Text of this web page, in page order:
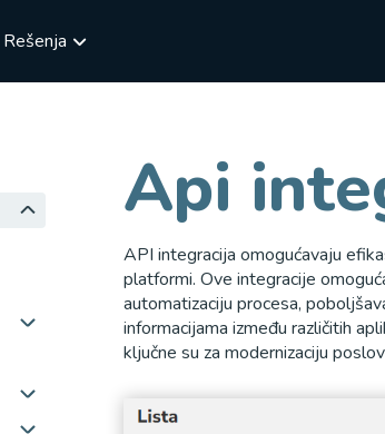
Rešenja
Api
API integracija omogućavaju
platformi. Ove integracije
automatizaciju procesa,
informacijama između različitih
ključne su za modernizaciju